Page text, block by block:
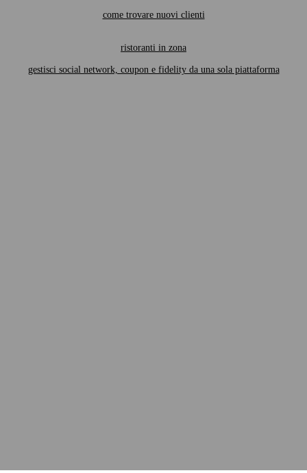
come trovare nuovi clienti
ristoranti in zona
gestisci social network, coupon e fidelity da una sola piattaforma